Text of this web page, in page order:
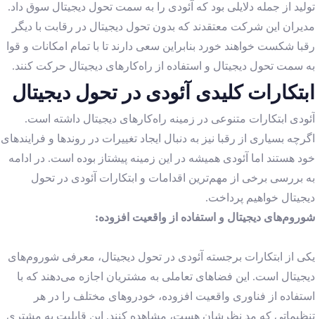
تولید از جمله دلایلی بود که آئودی را به سمت تحول دیجیتال سوق داد.
مدیران این شرکت معتقدند که بدون تحول دیجیتال در رقابت با دیگر
رقبا شکست خواهند خورد بنابراین سعی دارند تا با تمام امکانات و قوا
به سمت تحول دیجیتال و استفاده از راه‌کارهای دیجیتال حرکت کنند.
ابتکارات کلیدی آئودی در تحول دیجیتال
آئودی ابتکارات متنوعی در زمینه راه‌کارهای دیجیتال داشته است.
اگرچه بسیاری از رقبا نیز به دنبال ایجاد تغییرات در روند‌ها و فرایند‌های
خود هستند اما آئودی همیشه در این زمینه پیشتاز بوده است. در ادامه
به بررسی برخی از مهم‌ترین اقدامات و ابتکارات آئودی در تحول
دیجیتال خواهیم پرداخت.
شوروم‌های دیجیتال و استفاده از واقعیت افزوده:
یکی از ابتکارات برجسته آئودی در تحول دیجیتال، معرفی شوروم‌های
دیجیتال است. این فضاهای تعاملی به مشتریان اجازه می‌دهند که با
استفاده از فناوری واقعیت افزوده، خودروهای مختلف را در هر
تنظیماتی که مد نظرشان هست، مشاهده کنند. این قابلیت به مشتری